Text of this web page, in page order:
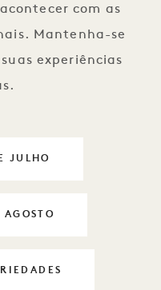
com as
Mantenha-se
experiências
JULHO
1
1
1